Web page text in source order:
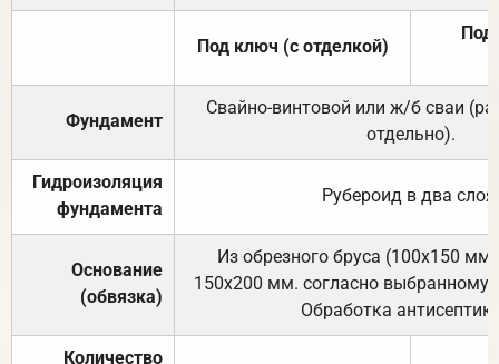
Под ключ (с отделкой)
Под
Фундамент
Свайно-винтовой или ж/б сваи
отдельно).
Гидроизоляция
фундамента
Рубероид в два слоя.
Основание
(обвязка)
Из обрезного бруса (100х150
150х200 мм. согласно выбранному
Обработка
Количество